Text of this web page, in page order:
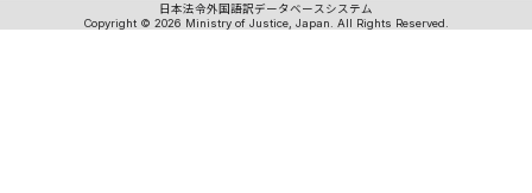
日本法令外国語訳データベースシステム
Copyright © 2026 Ministry of Justice, Japan. All Rights Reserved.